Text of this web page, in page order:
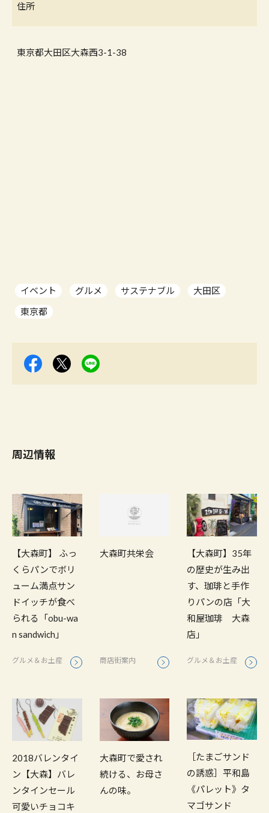
住所
東京都大田区大森西3-1-38
イベント グルメ サステナブル
大田区
東京都
周辺情報
【大森町】 ふっ
くらパンでボリ
ューム満点サン
ドイッチが食べ
られる「obu-wa
n sandwich」
グルメ＆お土産
大森町共栄会
商店街案内
【大森町】35年
の歴史が生み出
す、珈琲と手作
りパンの店「大
和屋珈琲 大森
店」
グルメ＆お土産
2018バレンタイ
ン【大森】バレ
ンタインセール
可愛いチョコキ
大森町で愛され
続ける、お母さ
んの味。
［たまごサンド
の誘惑］平和島
《パレット》タ
マゴサンド